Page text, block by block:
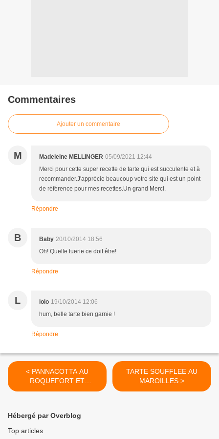
Commentaires
Ajouter un commentaire
M Madeleine MELLINGER 05/09/2021 12:44
Merci pour cette super recette de tarte qui est succulente et à
recommander.J'apprécie beaucoup votre site qui est un point
de référence pour mes recettes.Un grand Merci.
Répondre
B Baby 20/10/2014 18:56
Oh! Quelle tuerie ce doit être!
Répondre
L lolo 19/10/2014 12:06
hum, belle tarte bien garnie !
Répondre
< PANNACOTTA AU
ROQUEFORT ET
COMPOTE DE FIGUES
TARTE SOUFFLEE AU
MAROILLES >
Hébergé par Overblog
Top articles